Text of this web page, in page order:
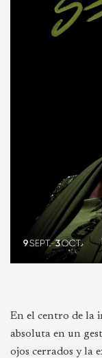
En el centro de la
absoluta en un
ojos cerrados y la